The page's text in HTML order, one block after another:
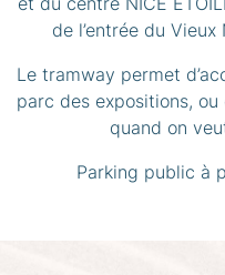
de l’entrée du
Le tramway permet
parc des expositions, ou
quand on
Parking public à